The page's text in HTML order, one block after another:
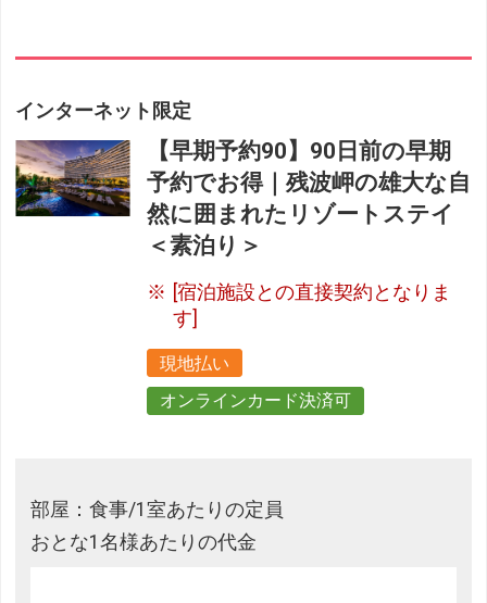
インターネット限定
【早期予約90】90日前の早期
予約でお得｜残波岬の雄大な自
然に囲まれたリゾートステイ
＜素泊り＞
[宿泊施設との直接契約となりま
す]
現地払い
オンラインカード決済可
部屋：食事/1室あたりの定員
おとな1名様あたりの代金